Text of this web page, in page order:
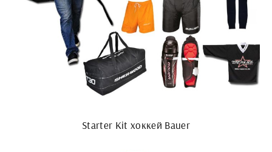
Starter Kit хоккей Bauer